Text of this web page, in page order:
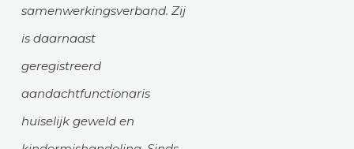
samenwerkingsverband. Zij
is daarnaast
geregistreerd
aandachtfunctionaris
huiselijk geweld en